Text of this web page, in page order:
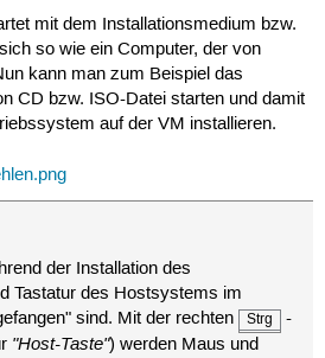
mit dem Installationsmedium bzw.
so wie ein Computer, der von
kann man zum Beispiel das
CD bzw. ISO-Datei starten und damit
auf der VM installieren.
der Installation des
Tastatur des Hostsystems im
sind. Mit der rechten
Strg
-
"Host-Taste") werden Maus und